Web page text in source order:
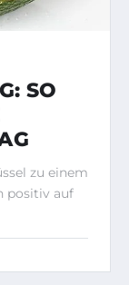
SO
zu einem
positiv auf